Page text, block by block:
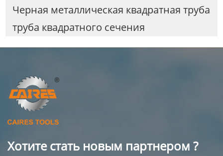
Черная металлическая квадратная труба
труба квадратного сечения
Хотите стать новым партнером ?